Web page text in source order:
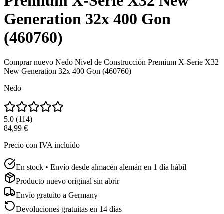
Generation 32x 400 Gon
(460760)
Comprar nuevo Nedo Nivel de Construcción Premium X-Serie X32
New Generation 32x 400 Gon (460760)
Nedo
5.0 (114)
84,99 €
Precio con IVA incluido
En stock • Envío desde almacén alemán en 1 día hábil
Producto nuevo original sin abrir
Envío gratuito a Germany
Devoluciones gratuitas en 14 días